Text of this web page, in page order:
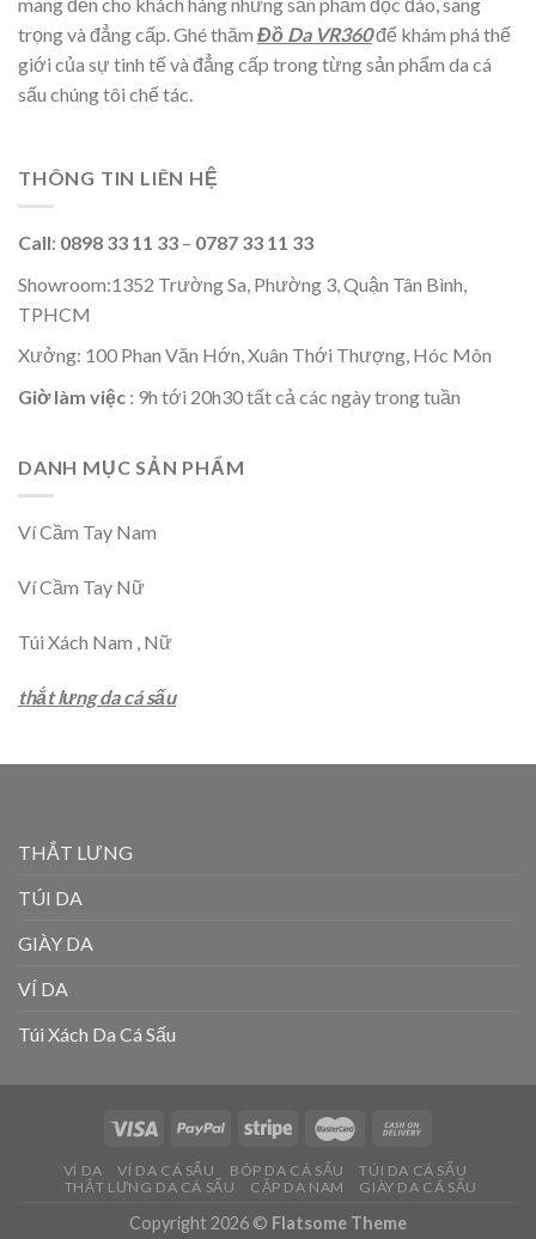
trọng và đẳng cấp. Ghé thăm Đồ Da VR360để khám phá thế
giới của sự tinh tế và đẳng cấp trong từng sản phẩm da cá
sấu chúng tôi chế tác.
THÔNG TIN LIÊN HỆ
Call: 0898 33 11 33 – 0787 33 11 33
Showroom:1352 Trường Sa, Phường 3, Quận Tân Bình,
TPHCM
Xưởng: 100 Phan Văn Hớn, Xuân Thới Thượng, Hóc Môn
Giờ làm việc : 9h tới 20h30 tất cả các ngày trong tuần
DANH MỤC SẢN PHẨM
Ví Cầm Tay Nam
Ví Cầm Tay Nữ
Túi Xách Nam , Nữ
thắt lưng da cá sấu
THẮT LƯNG
TÚI DA
GIÀY DA
VÍ DA
Túi Xách Da Cá Sấu
VÍ DA VÍ DA CÁ SẤU BÓP DA CÁ SẤU
TÚI DA CÁ SẤU
THẮT LƯNG DA CÁ SẤU
CẶP DA NAM GIÀY DA CÁ SẤU
Copyright 2026 © Flatsome Theme